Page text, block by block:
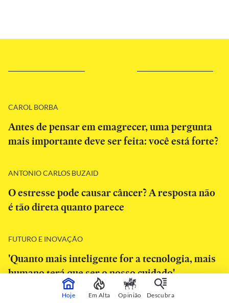
CAROL BORBA
Antes de pensar em emagrecer, uma pergunta
mais importante deve ser feita: você está forte?
ANTONIO CARLOS BUZAID
O estresse pode causar câncer? A resposta não
é tão direta quanto parece
FUTURO E INOVAÇÃO
'Quanto mais inteligente for a tecnologia, mais
humano terá que ser o nosso cuidado'
Hoje Em Alta Opinião Descubra